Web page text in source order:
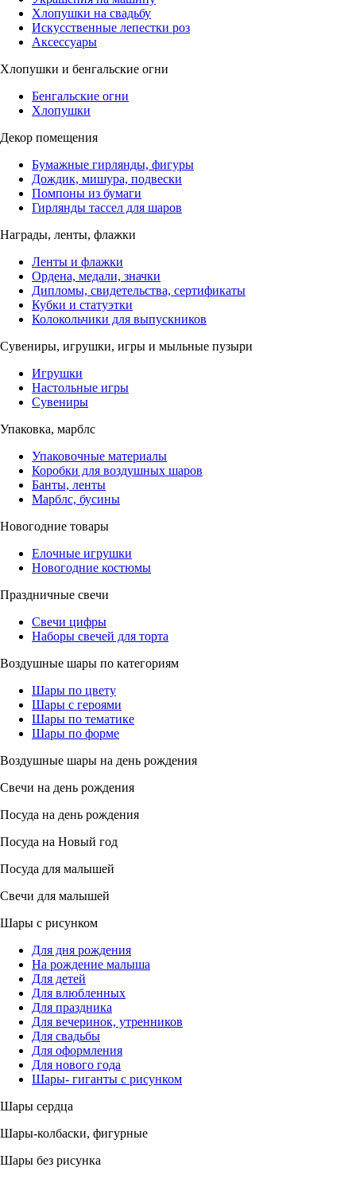
Хлопушки на свадьбу
Искусственные лепестки роз
Аксессуары
Хлопушки и бенгальские огни
Бенгальские огни
Хлопушки
Декор помещения
Бумажные гирлянды, фигуры
Дождик, мишура, подвески
Помпоны из бумаги
Гирлянды тассел для шаров
Награды, ленты, флажки
Ленты и флажки
Ордена, медали, значки
Дипломы, свидетельства, сертификаты
Кубки и статуэтки
Колокольчики для выпускников
Сувениры, игрушки, игры и мыльные пузыри
Игрушки
Настольные игры
Сувениры
Упаковка, марблс
Упаковочные материалы
Коробки для воздушных шаров
Банты, ленты
Марблс, бусины
Новогодние товары
Елочные игрушки
Новогодние костюмы
Праздничные свечи
Свечи цифры
Наборы свечей для торта
Воздушные шары по категориям
Шары по цвету
Шары с героями
Шары по тематике
Шары по форме
Воздушные шары на день рождения
Свечи на день рождения
Посуда на день рождения
Посуда на Новый год
Посуда для малышей
Свечи для малышей
Шары с рисунком
Для дня рождения
На рождение малыша
Для детей
Для влюбленных
Для праздника
Для вечеринок, утренников
Для свадьбы
Для оформления
Для нового года
Шары- гиганты с рисунком
Шары сердца
Шары-колбаски, фигурные
Шары без рисунка